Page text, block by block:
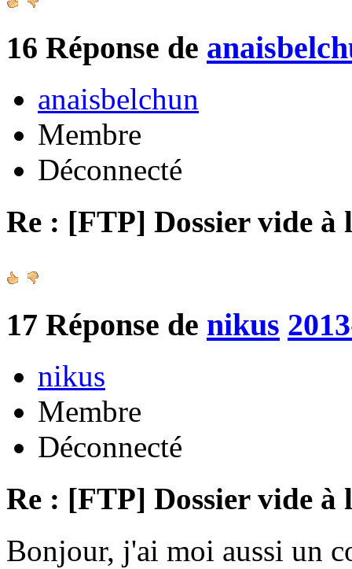
16 Réponse de
anaisbelchun
Membre
Déconnecté
Re : [FTP] Dossier vide à
17 Réponse de nikus
nikus
Membre
Déconnecté
Re : [FTP] Dossier vide à
Bonjour, j'ai moi aussi un